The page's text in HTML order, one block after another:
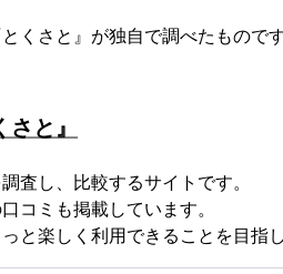
くさと』が独自で調べたもので
と』
査し、比較するサイトです。
コミも掲載しています。
と楽しく利用できることを目指